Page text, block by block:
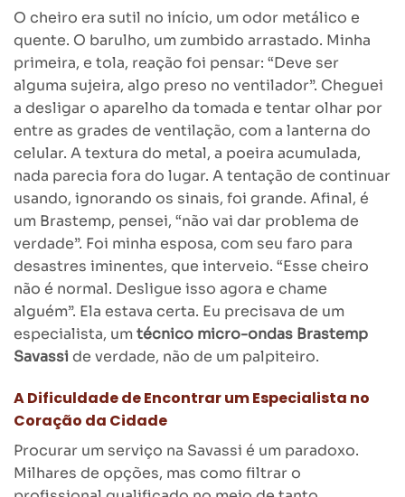
O cheiro era sutil no início, um odor metálico e
quente. O barulho, um zumbido arrastado. Minha
primeira, e tola, reação foi pensar: “Deve ser
alguma sujeira, algo preso no ventilador”. Cheguei
a desligar o aparelho da tomada e tentar olhar por
entre as grades de ventilação, com a lanterna do
celular. A textura do metal, a poeira acumulada,
nada parecia fora do lugar. A tentação de continuar
usando, ignorando os sinais, foi grande. Afinal, é
um Brastemp, pensei, “não vai dar problema de
verdade”. Foi minha esposa, com seu faro para
desastres iminentes, que interveio. “Esse cheiro
não é normal. Desligue isso agora e chame
alguém”. Ela estava certa. Eu precisava de um
especialista, umtécnico micro-ondas Brastemp
Savasside verdade, não de um palpiteiro.
A Dificuldade de Encontrar um Especialista no
Coração da Cidade
Procurar um serviço na Savassi é um paradoxo.
Milhares de opções, mas como filtrar o